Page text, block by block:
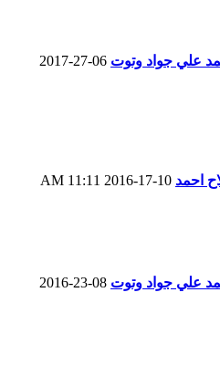
علي جواد وتوت
احمد
11:11 AM
علي جواد وتوت